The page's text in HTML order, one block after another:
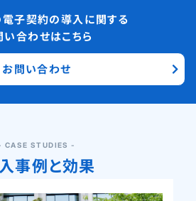
子契約の導入に関する
い合わせはこちら
お問い合わせ
CASE STUDIES -
事例と効果